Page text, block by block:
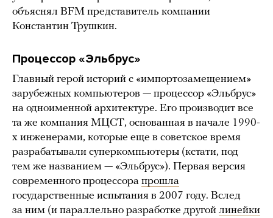
объяснял BFM представитель компании
Константин Трушкин.
Процессор «Эльбрус»
Главный герой историй с «импортозамещением»
зарубежных компьютеров — процессор «Эльбрус»
на одноименной архитектуре. Его производит все
та же компания МЦСТ, основанная в начале 1990-
х инженерами, которые еще в советское время
разрабатывали суперкомпьютеры (кстати, под
тем же названием — «Эльбрус»). Первая версия
современного процессора прошла
государственные испытания в 2007 году. Вслед
за ним (и параллельно разработке другой линейки